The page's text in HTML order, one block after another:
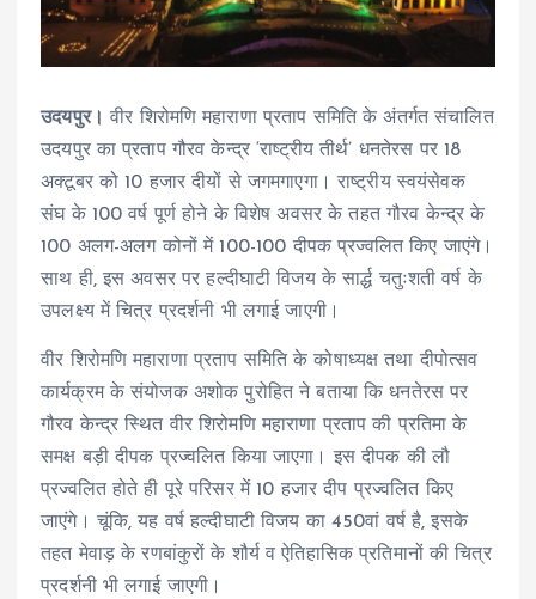
उदयपुर।वीर शिरोमणि महाराणा प्रताप समिति के अंतर्गत संचालित
उदयपुर का प्रताप गौरव केन्द्र ‘राष्ट्रीय तीर्थ’ धनतेरस पर 18
अक्टूबर को 10 हजार दीयों से जगमगाएगा। राष्ट्रीय स्वयंसेवक
संघ के 100 वर्ष पूर्ण होने के विशेष अवसर के तहत गौरव केन्द्र के
100 अलग-अलग कोनों में 100-100 दीपक प्रज्वलित किए जाएंगे।
साथ ही, इस अवसर पर हल्दीघाटी विजय के सार्द्ध चतुःशती वर्ष के
उपलक्ष्य में चित्र प्रदर्शनी भी लगाई जाएगी।
वीर शिरोमणि महाराणा प्रताप समिति के कोषाध्यक्ष तथा दीपोत्सव
कार्यक्रम के संयोजक अशोक पुरोहित ने बताया कि धनतेरस पर
गौरव केन्द्र स्थित वीर शिरोमणि महाराणा प्रताप की प्रतिमा के
समक्ष बड़ी दीपक प्रज्वलित किया जाएगा। इस दीपक की लौ
प्रज्वलित होते ही पूरे परिसर में 10 हजार दीप प्रज्वलित किए
जाएंगे। चूंकि, यह वर्ष हल्दीघाटी विजय का 450वां वर्ष है, इसके
तहत मेवाड़ के रणबांकुरों के शौर्य व ऐतिहासिक प्रतिमानों की चित्र
प्रदर्शनी भी लगाई जाएगी।